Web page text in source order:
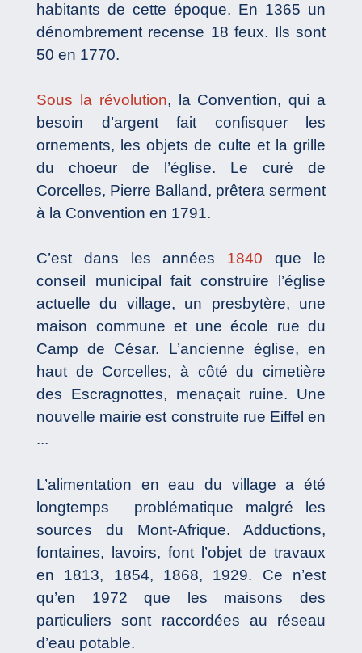
habitants de cette époque. En 1365 un
dénombrement recense 18 feux. Ils sont
50 en 1770.
Sous la révolution, la Convention, qui a
besoin d’argent fait confisquer les
ornements, les objets de culte et la grille
du choeur de l’église. Le curé de
Corcelles, Pierre Balland, prêtera serment
à la Convention en 1791.
C’est dans les années 1840que le
conseil municipal fait construire l’église
actuelle du village, un presbytère, une
maison commune et une école rue du
Camp de César. L’ancienne église, en
haut de Corcelles, à côté du cimetière
des Escragnottes, menaçait ruine. Une
nouvelle mairie est construite rue Eiffel en
...
L’alimentation en eau du village a été
longtemps problématique malgré les
sources du Mont-Afrique. Adductions,
fontaines, lavoirs, font l’objet de travaux
en 1813, 1854, 1868, 1929. Ce n’est
qu’en 1972 que les maisons des
particuliers sont raccordées au réseau
d’eau potable.